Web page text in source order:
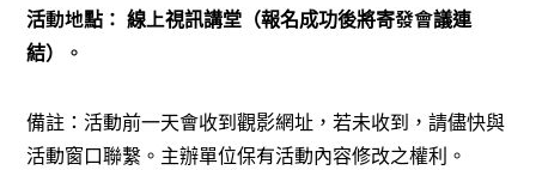
活動地點： 線上視訊講堂（報名成功後將寄發會議連
結）。
備註：活動前一天會收到觀影網址，若未收到，請儘快與
活動窗口聯繫。主辦單位保有活動內容修改之權利。